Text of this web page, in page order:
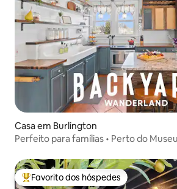
Casa em Burlington
Perfeito para famílias • Perto do
Favoritos dos hóspedes mais
Favorito dos hóspedes